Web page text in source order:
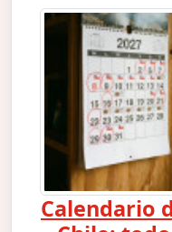
Calendario